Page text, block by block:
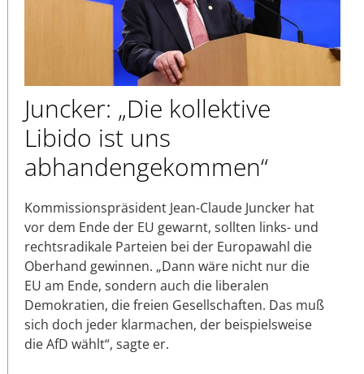
Juncker: „Die kollektive
Libido ist uns
abhandengekommen“
Kommissionspräsident Jean-Claude Juncker hat
vor dem Ende der EU gewarnt, sollten links- und
rechtsradikale Parteien bei der Europawahl die
Oberhand gewinnen. „Dann wäre nicht nur die
EU am Ende, sondern auch die liberalen
Demokratien, die freien Gesellschaften. Das muß
sich doch jeder klarmachen, der beispielsweise
die AfD wählt“, sagte er.